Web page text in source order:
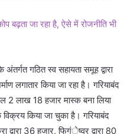
बढ़ता जा रहा है, ऐसे में रोजनीति भी
अंतर्गत गठित स्व सहायता समूह द्वारा
लगातार किया जा रहा है। गरियाबंद
2 लाख 18 हजार मास्क बना लिया
किया जा चुका है। गरियाबंद
द्वारा 36 हजार, फिगंेष्वर द्वारा 80